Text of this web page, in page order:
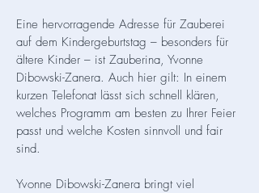
Eine hervorragende Adresse für Zauberei
auf dem Kindergeburtstag – besonders für
ältere Kinder – ist Zauberina, Yvonne
Dibowski-Zanera. Auch hier gilt: In einem
kurzen Telefonat lässt sich schnell klären,
welches Programm am besten zu Ihrer Feier
passt und welche Kosten sinnvoll und fair
sind.
Yvonne Dibowski-Zanera bringt viel